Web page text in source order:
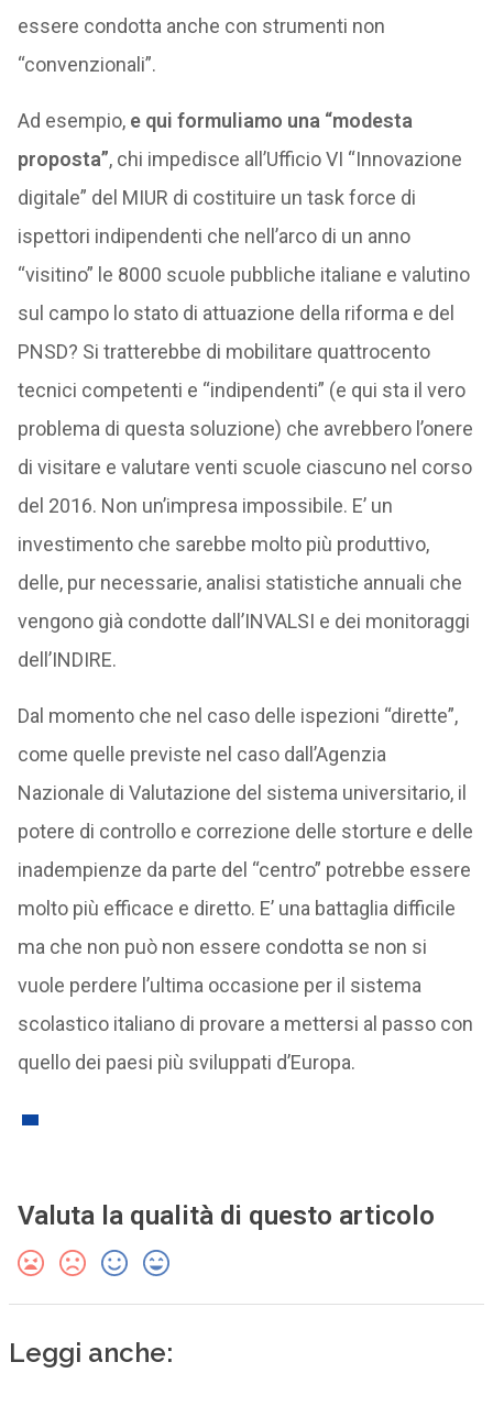
essere condotta anche con strumenti non
“convenzionali”.
Ad esempio,e qui formuliamo una “modesta
proposta”, chi impedisce all’Ufficio VI “Innovazione
digitale” del MIUR di costituire un task force di
ispettori indipendenti che nell’arco di un anno
“visitino” le 8000 scuole pubbliche italiane e valutino
sul campo lo stato di attuazione della riforma e del
PNSD? Si tratterebbe di mobilitare quattrocento
tecnici competenti e “indipendenti” (e qui sta il vero
problema di questa soluzione) che avrebbero l’onere
di visitare e valutare venti scuole ciascuno nel corso
del 2016. Non un’impresa impossibile. E’ un
investimento che sarebbe molto più produttivo,
delle, pur necessarie, analisi statistiche annuali che
vengono già condotte dall’INVALSI e dei monitoraggi
dell’INDIRE.
Dal momento che nel caso delle ispezioni “dirette”,
come quelle previste nel caso dall’Agenzia
Nazionale di Valutazione del sistema universitario, il
potere di controllo e correzione delle storture e delle
inadempienze da parte del “centro” potrebbe essere
molto più efficace e diretto. E’ una battaglia difficile
ma che non può non essere condotta se non si
vuole perdere l’ultima occasione per il sistema
scolastico italiano di provare a mettersi al passo con
quello dei paesi più sviluppati d’Europa.
Valuta la qualità di questo articolo
Leggi anche: